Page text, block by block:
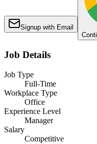
Signup with Email
Job Details
Job Type
Full-Time
Workplace Type
Office
Experience Level
Manager
Salary
Competitive